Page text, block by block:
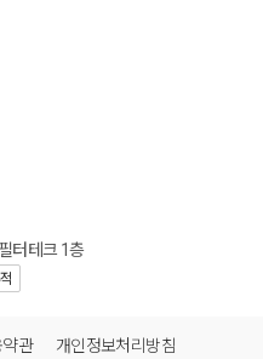
터테크 1층
관 개인정보처리방침